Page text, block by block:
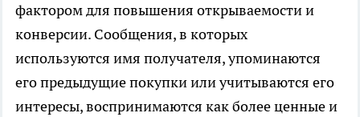
фактором для повышения открываемости и
конверсии. Сообщения, в которых
используются имя получателя, упоминаются
его предыдущие покупки или учитываются его
интересы, воспринимаются как более ценные и